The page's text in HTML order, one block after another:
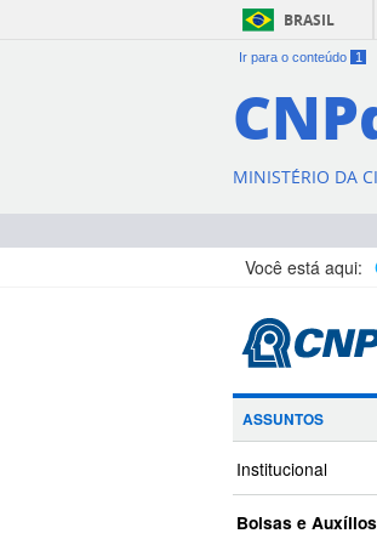
BRASIL
Ir para o conteúdo 1
MINISTÉRIO DA
Você está aqui:
ASSUNTOS
Institucional
Bolsas e Auxílios